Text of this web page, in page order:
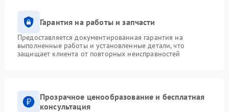
Гарантия на работы и запчасти
Предоставляется документированная гарантия на
выполненные работы и установленные детали, что
защищает клиента от повторных неисправностей
Прозрачное ценообразование и бесплатная
консультация